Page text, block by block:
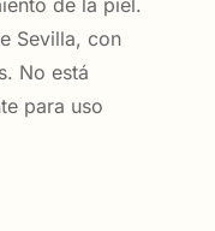
Sevilla, con
No está
para uso